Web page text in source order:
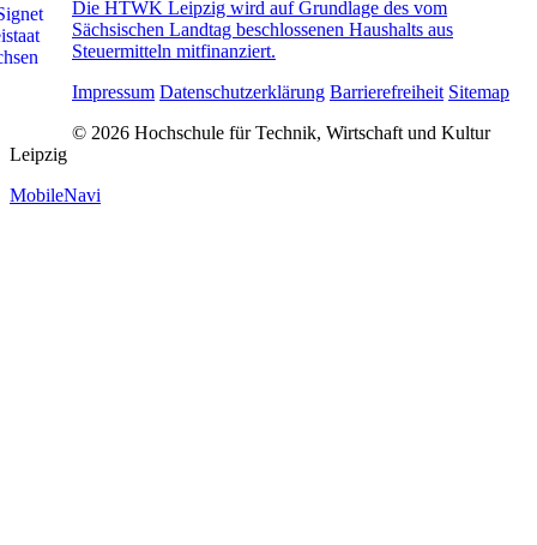
Die HTWK Leipzig wird auf Grundlage des vom
Sächsischen Landtag beschlossenen Haushalts aus
Steuermitteln mitfinanziert.
Impressum Datenschutzerklärung Barrierefreiheit Sitemap
© 2026 Hochschule für Technik, Wirtschaft und Kultur
Leipzig
MobileNavi